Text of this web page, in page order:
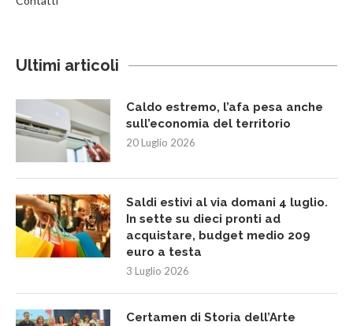
Ultimi articoli
Caldo estremo, l’afa pesa anche
sull’economia del territorio
20 Luglio 2026
Saldi estivi al via domani 4 luglio.
In sette su dieci pronti ad
acquistare, budget medio 209
euro a testa
3 Luglio 2026
Certamen di Storia dell’Arte